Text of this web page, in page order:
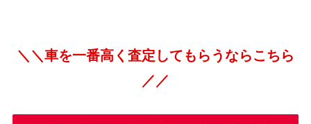
＼＼車を一番高く査定してもらうならこちら
／／